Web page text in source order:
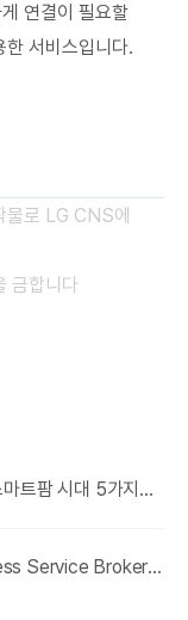
연결이 필요할
서비스입니다.
물로 LG CNS에
금합니다
트팜 시대 5가지
Service Broker)